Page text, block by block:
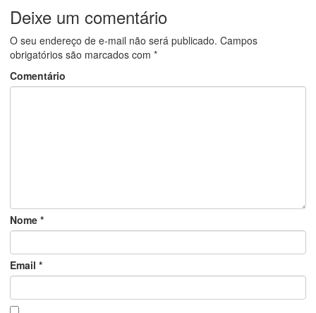
Deixe um comentário
O seu endereço de e-mail não será publicado. Campos
obrigatórios são marcados com *
Comentário
Nome *
Email *